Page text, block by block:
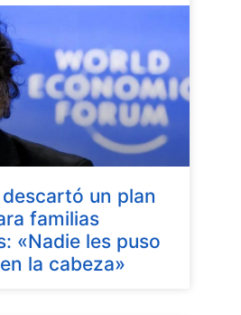
un plan
familias
«Nadie les puso
la cabeza»